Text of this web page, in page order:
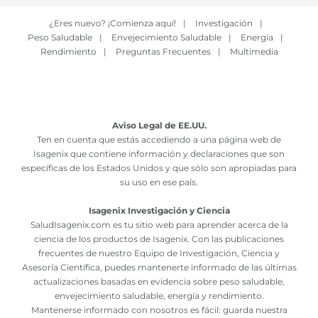
¿Eres nuevo? ¡Comienza aquí! | Investigación
|
Peso Saludable
| Envejecimiento Saludable | Energía
|
Rendimiento
| Preguntas Frecuentes | Multimedia
Aviso Legal de EE.UU.
Ten en cuenta que estás accediendo a una página web de
Isagenix que contiene información y declaraciones que son
específicas de los Estados Unidos y que sólo son apropiadas para
su uso en ese país.
Isagenix Investigación y Ciencia
SaludIsagenix.com es tu sitio web para aprender acerca de la
ciencia de los productos de Isagenix. Con las publicaciones
frecuentes de nuestro Equipo de Investigación, Ciencia y
Asesoría Científica, puedes mantenerte informado de las últimas
actualizaciones basadas en evidencia sobre peso saludable,
envejecimiento saludable, energía y rendimiento.
Mantenerse informado con nosotros es fácil: guarda nuestra